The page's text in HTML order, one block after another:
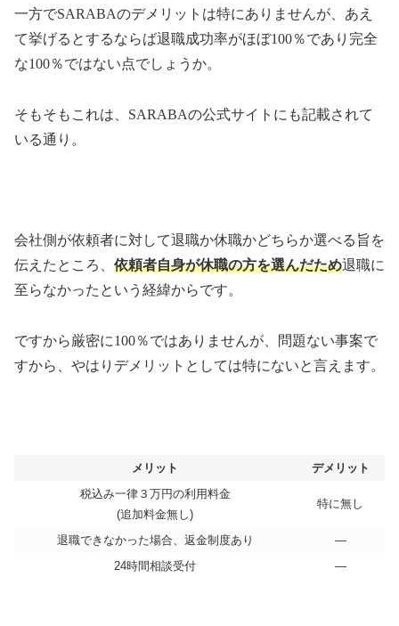
一方でSARABAのデメリットは特にありませんが、あえ
て挙げるとするならば退職成功率がほぼ100％であり完全
な100％ではない点でしょうか。
そもそもこれは、 SARABAの公式サイトにも記載されて
いる通り。
会社側が依頼者に対して退職か休職かどちらか選べる旨を
伝えたところ、 依頼者自身が休職の方を選んだため退職に
至らなかったという経緯からです。
ですから厳密に100％ではありませんが、問題ない事案で
すから、やはりデメリットとしては特にないと言えます。
メリット
デメリット
税込み一律３万円の利用料金
(追加料金無し)
特に無し
退職できなかった場合、返金制度あり
―
24時間相談受付
―